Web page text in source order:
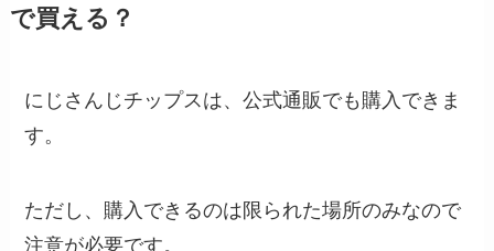
で買える？
にじさんじチップスは、公式通販でも購入できま
す。
ただし、購入できるのは限られた場所のみなので
注意が必要です。